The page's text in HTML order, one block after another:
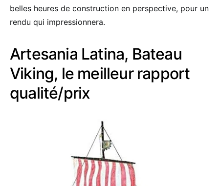
belles heures de construction en perspective, pour un
rendu qui impressionnera.
Artesania Latina, Bateau
Viking, le meilleur rapport
qualité/prix